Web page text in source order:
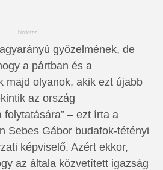
hirdetes
győzelmének, de
a pártban és a
majd olyanok, akik ezt újabb
az ország
– ezt írta a
Sebes Gábor budafok-tétényi
képviselő. Azért ekkor,
az általa közvetített igazság